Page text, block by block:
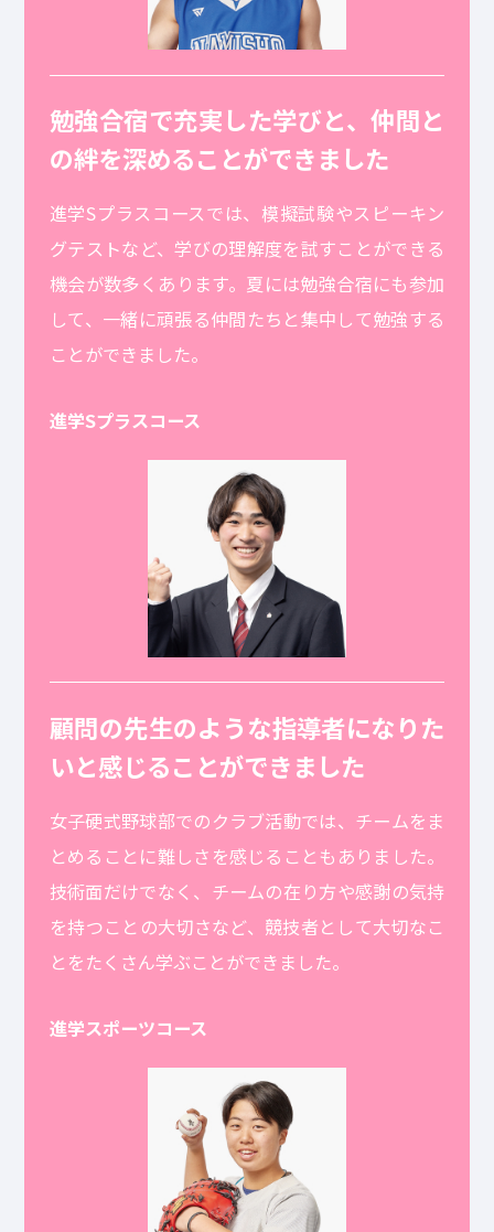
勉強合宿で充実した学びと、仲間と
の絆を深めることができました
進学Sプラスコースでは、模擬試験やスピーキン
グテストなど、学びの理解度を試すことができる
機会が数多くあります。夏には勉強合宿にも参加
して、一緒に頑張る仲間たちと集中して勉強する
ことができました。
進学Sプラスコース
顧問の先生のような指導者になりた
いと感じることができました
女子硬式野球部でのクラブ活動では、チームをま
とめることに難しさを感じることもありました。
技術面だけでなく、チームの在り方や感謝の気持
を持つことの大切さなど、競技者として大切なこ
とをたくさん学ぶことができました。
進学スポーツコース